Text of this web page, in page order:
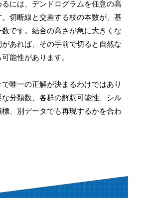
には、デンドログラムを任意の高
切断線と交差する枝の本数が、基
です。結合の高さが急に大きくな
あれば、その手前で切ると自然な
能性があります。
唯一の正解が決まるわけではあり
な分類数、各群の解釈可能性、シル
、別データでも再現するかを合わ